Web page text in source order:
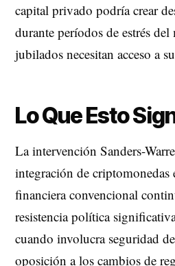
capital privado podría crear
durante períodos de estrés
jubilados necesitan acceso a
Lo Que Esto
La intervención Sanders-
integración de criptomonedas
financiera convencional
resistencia política
cuando involucra seguridad
oposición a los cambios de